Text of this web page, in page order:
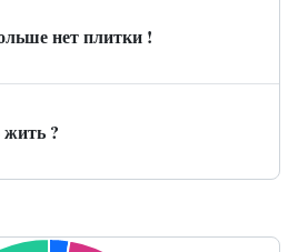
нет плитки !
жить ?